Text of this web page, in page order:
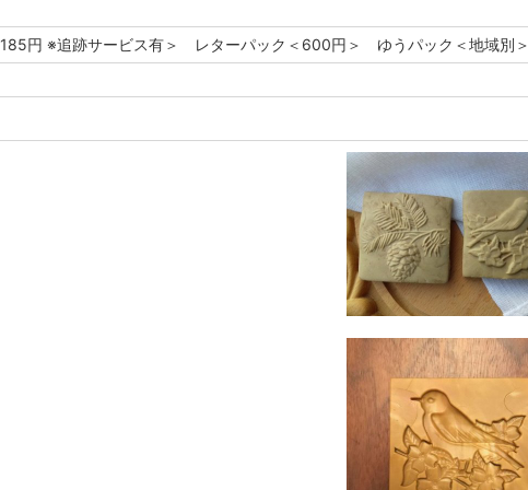
185円 ※追跡サービス有＞ レターパック＜600円＞ ゆうパック＜地域別＞